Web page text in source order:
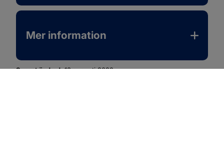
Mer information
Senast ändrad: 18 augusti 2022